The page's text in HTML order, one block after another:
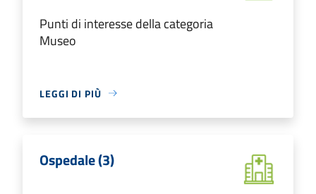
Punti di interesse della categoria
Museo
LEGGI DI PIÙ
Ospedale (3)